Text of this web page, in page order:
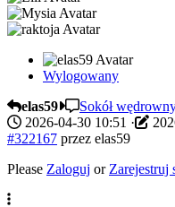
Wylogowany
elas59
Sokół
2026-04-30 10:51 ·
#322167 przez elas59
Please Zaloguj or Zarejestruj